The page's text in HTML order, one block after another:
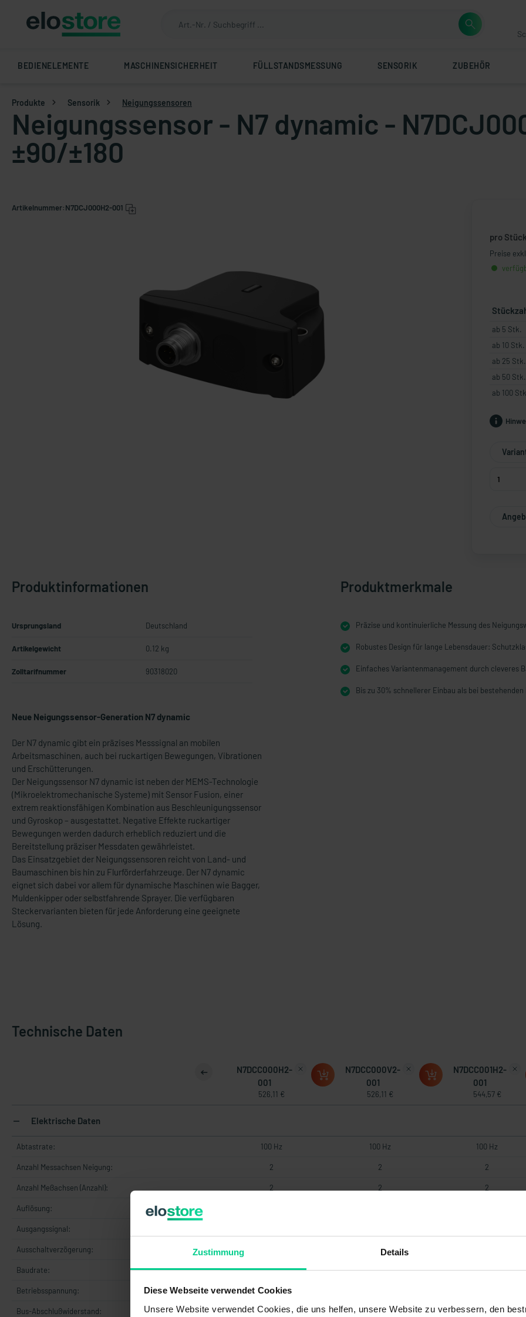
Zustimmung Details
Diese Webseite verwendet Cookies
Unsere Website verwendet Cookies, die uns helfen, unsere Website zu verbessern, den
BEDIENELEMENTE MASCHINENSICHERHEIT FÜLLSTANDSMESSUNG SENSORIK ZUBEHÖR
Produkte Sensorik Neigungssensoren
Neigungssensor - N7 dynamic -
±90/±180
Artikelnummer:N7DCJ000H2-001
pro Stück
Preise
ab 5 Stk.
ab 10 Stk.
ab 25 Stk.
ab 50 Stk.
ab 100
Produktinformationen
Ursprungsland Deutschland
Artikelgewicht 0.12 kg
Zolltarifnummer 90318020
Neue Neigungssensor-Generation N7 dynamic
Der N7 dynamic gibt ein präzises Messsignal an mobilen
Arbeitsmaschinen, auch bei ruckartigen Bewegungen, Vibrationen
und Erschütterungen.
Der Neigungssensor N7 dynamic ist neben der MEMS-Technologie
(Mikroelektromechanische Systeme) mit Sensor Fusion, einer
extrem reaktionsfähigen Kombination aus Beschleunigungssensor
und Gyroskop – ausgestattet. Negative Effekte ruckartiger
Bewegungen werden dadurch erheblich reduziert und die
Bereitstellung präziser Messdaten gewährleistet.
Das Einsatzgebiet der Neigungssensoren reicht von Land- und
Baumaschinen bis hin zu Flurförderfahrzeuge. Der N7 dynamic
eignet sich dabei vor allem für dynamische Maschinen wie Bagger,
Muldenkipper oder selbstfahrende Sprayer. Die verfügbaren
Steckervarianten bieten für jede Anforderung eine geeignete
Lösung.
Produktmerkmale
Präzise und kontinuierliche Messung des
Robustes Design für lange Lebensdauer:
Einfaches Variantenmanagement durch cleveres
Bis zu 30% schnellerer Einbau als bei
Technische Daten
N7DCC000H2-
001
526,11 €
N7DCC000V2-
001
526,11 €
N7DCC001H2-
001
544,57 €
Elektrische Daten
Abtastrate: 100 Hz 100 Hz 100 Hz
Anzahl Messachsen Neigung: 2 2 2
Anzahl Meßachsen (Anzahl): 2 2 2
Auflösung:
Ausgangssignal:
Ausschaltverzögerung: -
Baudrate: 250 kBit/s 250 kBit/s 250 kBit/s
Betriebsspannung: +8..+36 V DC
Bus-Abschlußwiderstand: